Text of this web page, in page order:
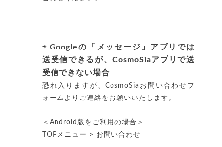
⇨Googleの「メッセージ」アプリでは
送受信できるが、CosmoSiaアプリで送
受信できない場合
恐れ入りますが、CosmoSiaお問い合わせフ
ォームよりご連絡をお願いいたします。
＜Android版をご利用の場合＞
TOPメニュー > お問い合わせ